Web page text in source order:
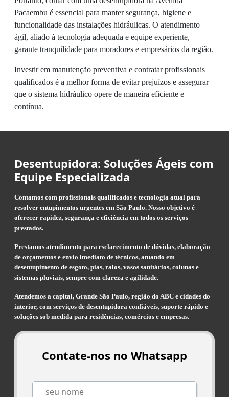
Pacaembu é essencial para manter segurança, higiene e
funcionalidade das instalações hidráulicas. O atendimento
ágil, aliado à tecnologia adequada e equipe experiente,
garante tranquilidade para moradores e empresários da região.
Investir em manutenção preventiva e contratar profissionais
qualificados é a melhor forma de evitar prejuízos e assegurar
que o sistema hidráulico opere de maneira eficiente e
contínua.
Desentupidora: Soluções Ágeis com
Equipe Especializada
Contamos com profissionais qualificados e tecnologia atual para
resolver entupimentos urgentes em São Paulo. Nosso objetivo é
oferecer rapidez, segurança e eficiência em todos os serviços
prestados.
Prestamos atendimento para esclarecimento de dúvidas, elaboração
de orçamentos e envio imediato de técnicos, atuando em
desentupimento de esgoto, pias, ralos, vasos sanitários, colunas e
sistemas pluviais, sempre com clareza e agilidade.
Atendemos a capital, Grande São Paulo, região do ABC e cidades do
interior, com serviços de desentupidora confiáveis, suporte rápido e
soluções sob medida para residências, comércios e empresas.
Contate-nos no Whatsapp